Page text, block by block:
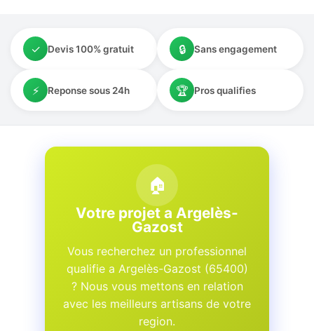
✓ Devis 100% gratuit 🔒 Sans engagement
⚡ Reponse sous 24h 🏆 Pros qualifies
🏠
Votre projet a Argelès-
Gazost
Vous recherchez un professionnel
qualifie a Argelès-Gazost (65400)
? Nous vous mettons en relation
avec les meilleurs artisans de votre
region.